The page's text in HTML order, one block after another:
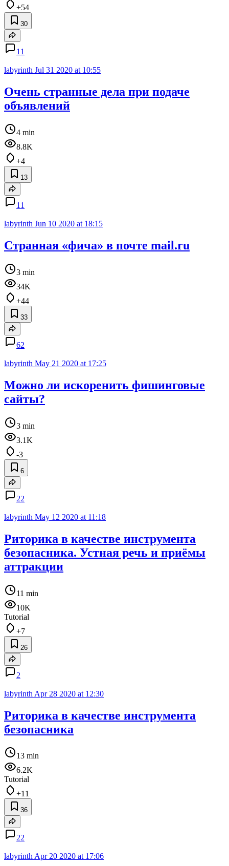
+54
30
11
labyrinth Jul 31 2020 at 10:55
Очень странные дела при подаче
объявлений
4 min
8.8K
+4
13
11
labyrinth Jun 10 2020 at 18:15
Странная «фича» в почте mail.ru
3 min
34K
+44
33
62
labyrinth May 21 2020 at 17:25
Можно ли искоренить фишинговые
сайты?
3 min
3.1K
-3
6
22
labyrinth May 12 2020 at 11:18
Риторика в качестве инструмента
безопасника. Устная речь и приёмы
аттракции
11 min
10K
Tutorial
+7
26
2
labyrinth Apr 28 2020 at 12:30
Риторика в качестве инструмента
безопасника
13 min
6.2K
Tutorial
+11
36
22
labyrinthApr 20 2020 at 17:06